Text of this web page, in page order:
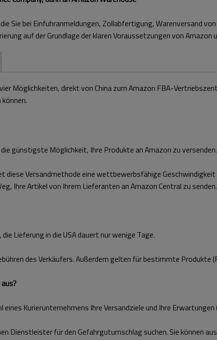
Sie bei Einfuhranmeldungen, Zollabfertigung, Warenversand
auf der Grundlage der klaren Voraussetzungen von
Möglichkeiten, direkt von China zum Amazon FBA-
günstigste Möglichkeit, Ihre Produkte an Amazon zu
Versandmethode eine wettbewerbsfähige
Ihre Artikel von Ihrem Lieferanten an Amazon Central zu senden.
Lieferung in die USA dauert nur wenige Tage.
des Verkäufers. Außerdem gelten für bestimmte Produkte
eines Kurierunternehmens Ihre Versandziele und Ihre
Dienstleister für den Gefahrgutumschlag suchen. Sie können